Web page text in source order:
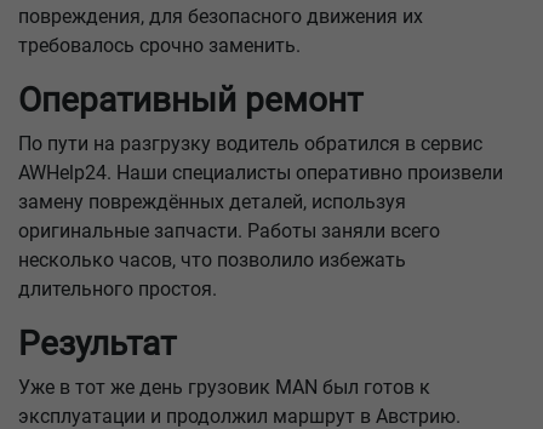
повреждения, для безопасного движения их
требовалось срочно заменить.
Оперативный ремонт
По пути на разгрузку водитель обратился в сервис
AWHelp24. Наши специалисты оперативно произвели
замену повреждённых деталей, используя
оригинальные запчасти. Работы заняли всего
несколько часов, что позволило избежать
длительного простоя.
Результат
Уже в тот же день грузовик MAN был готов к
эксплуатации и продолжил маршрут в Австрию.